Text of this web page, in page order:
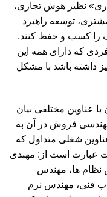
نظیر هوش تجاری،
توسعه راهبرد
کسب و حفظ کنند.
که دارای همه این
داشته باشد با مشکل
عناوین مختلفی بیان
فروش در آن به
شغلی متداول که
است از: مهندی
نظام ها، مهندس
فنی، مهندس نرم